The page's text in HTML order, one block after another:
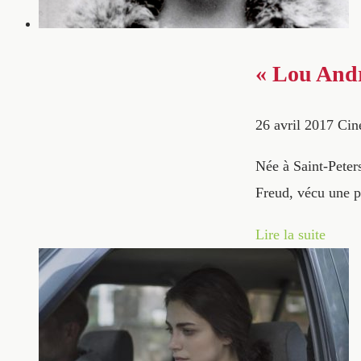
« Lou
26 avril 2017
Née à Saint-
Freud, vécu une
Lire la suite